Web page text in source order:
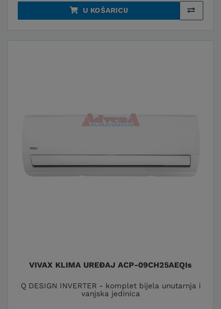
U KOŠARICU
VIVAX KLIMA UREĐAJ ACP-09CH25AEQIs
Q DESIGN INVERTER - komplet bijela unutarnja i
vanjska jedinica